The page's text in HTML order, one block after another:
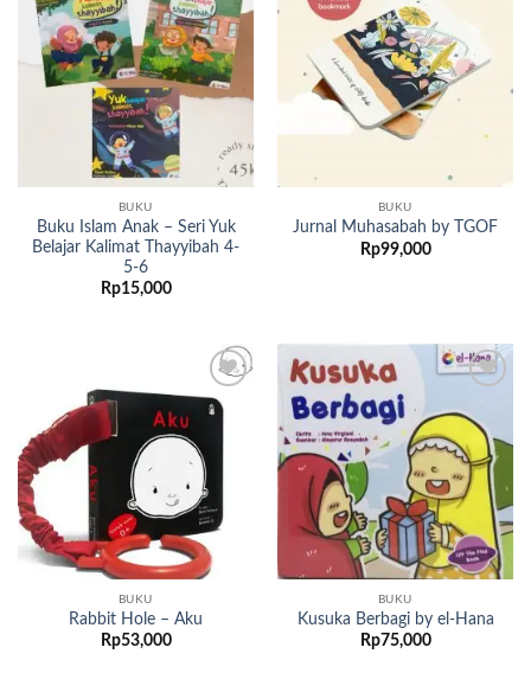
Add to
wishlist
BUKU
Buku Islam Anak – Seri Yuk
Belajar Kalimat Thayyibah 4-
5-6
Rp15,000
BUKU
Jurnal Muhasabah by TGOF
Rp99,000
Add to
wishlist
BUKU
Rabbit Hole – Aku
Rp53,000
wishlist
BUKU
Kusuka Berbagi by el-Hana
Rp75,000